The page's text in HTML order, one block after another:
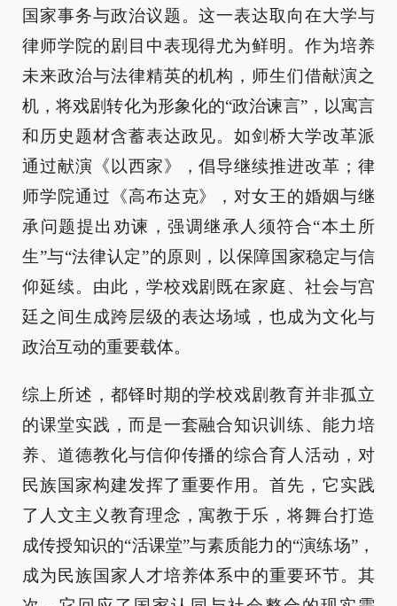
国家事务与政治议题。这一表达取向在大学与
律师学院的剧目中表现得尤为鲜明。作为培养
未来政治与法律精英的机构，师生们借献演之
机，将戏剧转化为形象化的“政治谏言”，以寓言
和历史题材含蓄表达政见。如剑桥大学改革派
通过献演《以西家》，倡导继续推进改革；律
师学院通过《高布达克》，对女王的婚姻与继
承问题提出劝谏，强调继承人须符合“本土所
生”与“法律认定”的原则，以保障国家稳定与信
仰延续。由此，学校戏剧既在家庭、社会与宫
廷之间生成跨层级的表达场域，也成为文化与
政治互动的重要载体。
综上所述，都铎时期的学校戏剧教育并非孤立
的课堂实践，而是一套融合知识训练、能力培
养、道德教化与信仰传播的综合育人活动，对
民族国家构建发挥了重要作用。首先，它实践
了人文主义教育理念，寓教于乐，将舞台打造
成传授知识的“活课堂”与素质能力的“演练场”，
成为民族国家人才培养体系中的重要环节。其